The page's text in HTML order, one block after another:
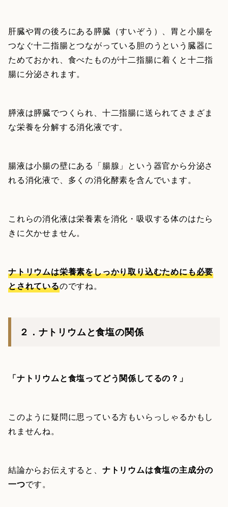
肝臓や胃の後ろにある膵臓（すいぞう）、胃と小腸を
つなぐ十二指腸とつながっている胆のうという臓器に
ためておかれ、食べたものが十二指腸に着くと十二指
腸に分泌されます。
膵液は膵臓でつくられ、十二指腸に送られてさまざま
な栄養を分解する消化液です。
腸液は小腸の壁にある「腸腺」という器官から分泌さ
れる消化液で、多くの消化酵素を含んでいます。
これらの消化液は栄養素を消化・吸収する体のはたら
きに欠かせません。
ナトリウムは栄養素をしっかり取り込むためにも必要
とされているのですね。
２．ナトリウムと食塩の関係
「ナトリウムと食塩ってどう関係してるの？」
このように疑問に思っている方もいらっしゃるかもし
れませんね。
結論からお伝えすると、 ナトリウムは食塩の主成分の
一つです。